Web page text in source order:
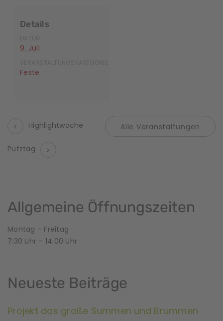
Details
9. Juli
Feste
V
a
n
s
a
l
Highlightwoche Alle Veranstaltungen
Putztag
Allgemeine Öffnungszeiten
Montag – Freitag
7:30 Uhr – 14:00 Uhr
Neueste Beiträge
Projekt das große Summen und Brummen